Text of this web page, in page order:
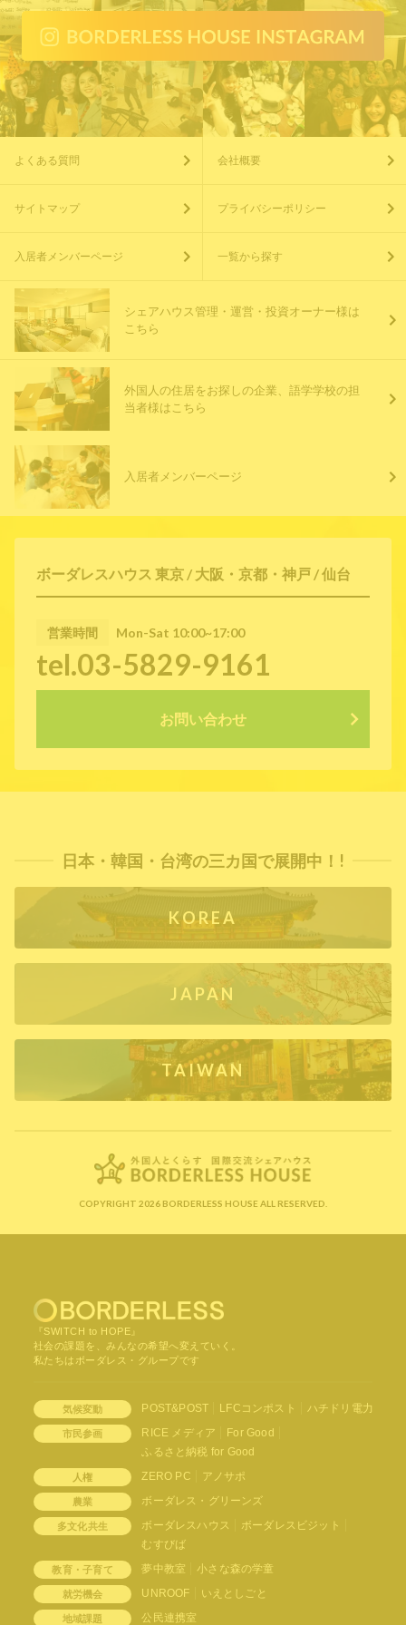
ボーダレスハウス 東京 / 大阪・京都・神戸 / 仙台
営業時間 Mon-Sat 10:00~17:00
tel.03-5829-9161
お問い合わせ
よくある質問 会社概要
サイトマップ プライバシーポリシー
入居者メンバーページ 一覧から探す
シェアハウス管理・運営・投資オーナー様は
こちら
外国人の住居をお探しの企業、語学学校の担
当者様はこちら
入居者メンバーページ
日本・韓国・台湾の三カ国で展開中！!
KOREA
JAPAN
TAIWAN
COPYRIGHT 2026 BORDERLESS HOUSE ALL RESERVED.
『SWITCH to HOPE』
社会の課題を、みんなの希望へ変えていく。
私たちはボーダレス・グループです
気候変動 POST&POST LFCコンポスト ハチドリ電力
市民参画 RICE メディア
For Good
ふるさと納税 for Good
人権 ZERO PC アノサポ
農業 ボーダレス・グリーンズ
多文化共生 ボーダレスハウス
ボーダレスビジット
むすびば
教育・子育て 夢中教室 小さな森の学童
就労機会 UNROOF いえとしごと
地域課題 公民連携室